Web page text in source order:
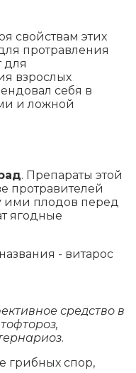
свойствам этих
протравления
для
взрослых
себя в
и ложной
. Препараты этой
протравителей
ими плодов перед
ягодные
средство в
.
грибных спор,